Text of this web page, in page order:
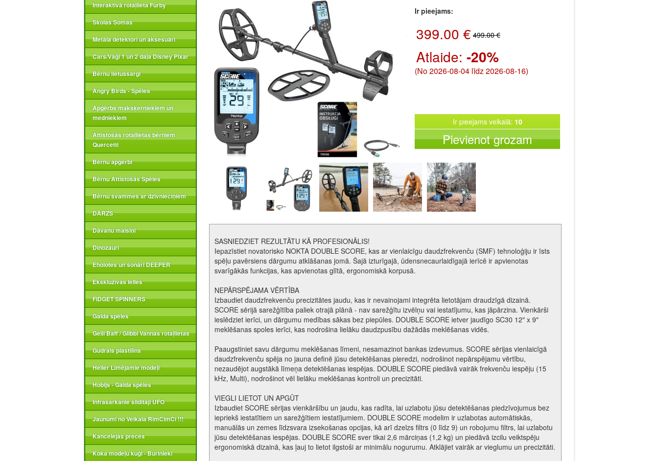
Interaktīvā rotaļlieta Furby
Skolas Somas
Metāla detektori un aksesuāri
Cars/Vāģi 1 un 2 daļa Disney Pixar
Bērnu lietussargi
Angry Birds - Spēles
Apģērbs makšķerniekiem un
medniekiem
Attīstošās rotaļlietas bērniem
Quercetti
Bērnu apģērbi
Bērnu Attīstošās Spēles
Bērnu švammes ar dzīvnieciņiem
DĀRZS
Dāvanu maisiņi
Dinozauri
Eholotes un sonāri DEEPER
Ekskluzīvas lelles
FIDGET SPINNERS
Galda spēles
Gelli Baff / Glibbi Vannas rotaļlietas
Gudrais plastilīns
Heller Līmējamie modeļi
Hobijs - Galda spēles
Infrasarkanie sildītāji UFO
Jaunumi no Veikala RimCimCi !!!
Kancelejas preces
Koka modeļu kuģi - Burinieki
Ir pieejams:
399.00 € 499.00 €
Atlaide: -20%
(No 2026-08-04 līdz 2026-08-16)
Ir pieejams veikalā: 10
Pievienot grozam
SASNIEDZIET REZULTĀTU KĀ PROFESIONĀLIS!
Iepazīstiet novatorisko NOKTA DOUBLE SCORE, kas ar vienlaicīgu daudzfrekvenču (SMF) tehnoloģiju ir īsts
spēļu pavērsiens dārgumu atklāšanas jomā. Šajā izturīgajā, ūdensnecaurlaidīgajā ierīcē ir apvienotas
svarīgākās funkcijas, kas apvienotas glītā, ergonomiskā korpusā.
NEPĀRSPĒJAMA VĒRTĪBA
Izbaudiet daudzfrekvenču precizitātes jaudu, kas ir nevainojami integrēta lietotājam draudzīgā dizainā.
SCORE sērijā sarežģītība paliek otrajā plānā - nav sarežģītu izvēlņu vai iestatījumu, kas jāpārzina. Vienkārši
ieslēdziet ierīci, un dārgumu medības sākas bez piepūles. DOUBLE SCORE ietver jaudīgo SC30 12" x 9"
meklēšanas spoles ierīci, kas nodrošina lielāku daudzpusību dažādās meklēšanas vidēs.
Paaugstiniet savu dārgumu meklēšanas līmeni, nesamazinot bankas izdevumus. SCORE sērijas vienlaicīgā
daudzfrekvenču spēja no jauna definē jūsu detektēšanas pieredzi, nodrošinot nepārspējamu vērtību,
nezaudējot augstākā līmeņa detektēšanas iespējas. DOUBLE SCORE piedāvā vairāk frekvenču iespēju (15
kHz, Multi), nodrošinot vēl lielāku meklēšanas kontroli un precizitāti.
VIEGLI LIETOT UN APGŪT
Izbaudiet SCORE sērijas vienkāršību un jaudu, kas radīta, lai uzlabotu jūsu detektēšanas piedzīvojumus bez
iepriekš iestatītiem un sarežģītiem iestatījumiem. DOUBLE SCORE modelim ir uzlabotas automātiskās,
manuālās un zemes līdzsvara izsekošanas opcijas, kā arī dzelzs filtrs (0 līdz 9) un robojumu filtrs, lai uzlabotu
jūsu detektēšanas iespējas. DOUBLE SCORE sver tikai 2,6 mārciņas (1,2 kg) un piedāvā izcilu veiktspēju
ergonomiskā dizainā, kas ļauj to lietot ilgstoši ar minimālu nogurumu. Atklājiet vairāk ar vieglumu un precizitāti.